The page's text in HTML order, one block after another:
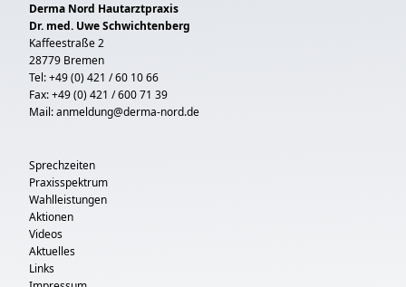
Derma Nord Hautarztpraxis
Dr. med. Uwe Schwichtenberg
Kaffeestraße 2
28779 Bremen
Tel: +49 (0) 421 / 60 10 66
Fax: +49 (0) 421 / 600 71 39
Mail:anmeldung@derma-nord.de
Sprechzeiten
Praxisspektrum
Wahlleistungen
Aktionen
Videos
Aktuelles
Links